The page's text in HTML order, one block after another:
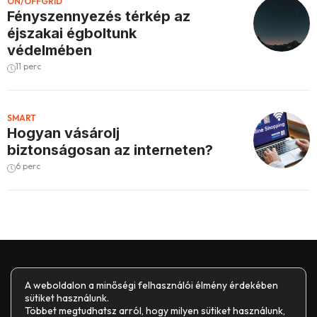
Fényszennyezés térkép az
éjszakai égboltunk
védelmében
11 perc
SMART
Hogyan vásárolj
biztonságosan az interneten?
6 perc
A weboldalon a minőségi felhasználói élmény érdekében
sütiket használunk.
Többet megtudhatsz arról, hogy milyen sütiket használunk,